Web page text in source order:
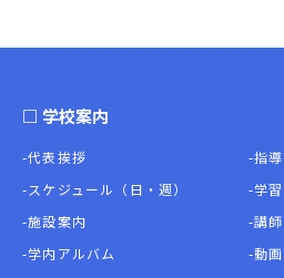
□ 学校案内
-代表挨拶
-指
-スケジュール（日・週）
-学
-施設案内
-講
-学内アルバム
-動